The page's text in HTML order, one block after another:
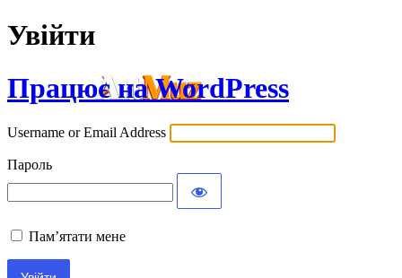
Увійти
Працює на WordPress
Username or Email Address
Пароль
Пам’ятати мене